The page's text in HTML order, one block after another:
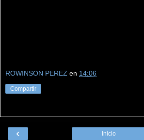
ROWINSON PEREZ en 14:06
Compartir
‹ Inicio